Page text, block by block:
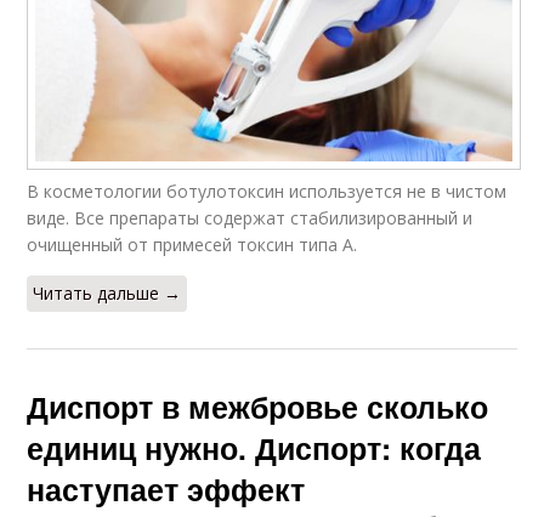
В косметологии ботулотоксин используется не в чистом
виде. Все препараты содержат стабилизированный и
очищенный от примесей токсин типа А.
Читать дальше →
Диспорт в межбровье сколько
единиц нужно. Диспорт: когда
наступает эффект